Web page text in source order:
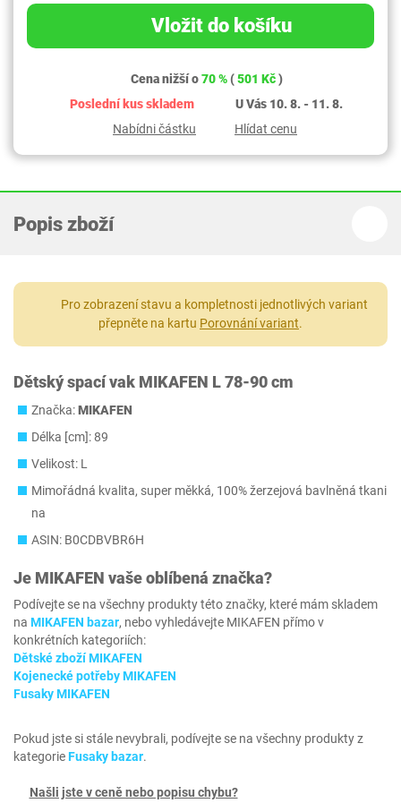
Vložit do košíku
Cena nižší o70 %(501 Kč)
Poslední kus skladem
U Vás 10. 8. - 11. 8.
Nabídni částku
Hlídat cenu
Popis zboží
Pro zobrazení stavu a kompletnosti jednotlivých variant
přepněte na kartu Porovnání variant.
Dětský spací vak MIKAFEN L 78-90 cm
Značka:MIKAFEN
Délka [cm]: 89
Velikost: L
Mimořádná kvalita, super měkká, 100% žerzejová bavlněná tkani
na
ASIN: B0CDBVBR6H
Je MIKAFEN vaše oblíbená značka?
Podívejte se na všechny produkty této značky, které mám skladem
na MIKAFEN bazar, nebo vyhledávejte MIKAFEN přímo v
konkrétních kategoriích:
Dětské zboží MIKAFEN
Kojenecké potřeby MIKAFEN
Fusaky MIKAFEN
Pokud jste si stále nevybrali, podívejte se na všechny produkty z
kategorieFusaky bazar.
Našli jste v ceně nebo popisu chybu?